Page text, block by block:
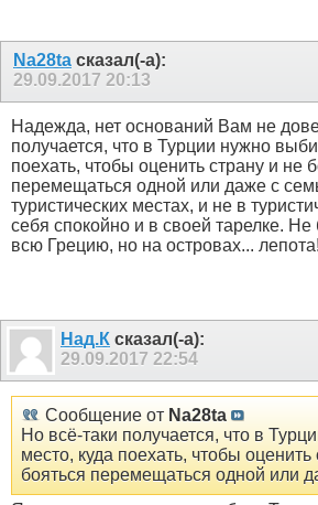
Na28ta сказал(-а):
29.09.2017 20:13
Надежда, нет оснований Вам не
получается, что в Турции нужно
поехать, чтобы оценить страну и не
перемещаться одной или даже с
туристических местах, и не в
себя спокойно и в своей тарелке. Не
всю Грецию, но на островах... лепота!
Над.К сказал(-а):
29.09.2017 22:54
Сообщение от Na28ta
Но всё-таки получается, что в
место, куда поехать, чтобы оценить
бояться перемещаться одной или